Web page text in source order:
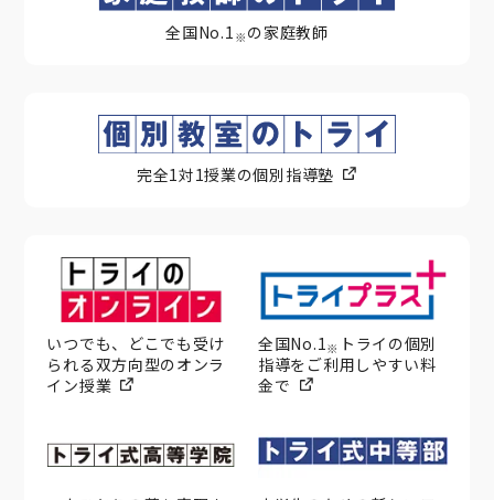
全国No.1 ※ の家庭教師
完全1対1授業の個別指導塾
いつでも、どこでも受け
られる双方向型のオンラ
イン授業
全国No.1 ※ トライの個別
指導をご利用しやすい料
金で